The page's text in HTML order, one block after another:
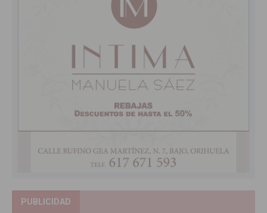
PUBLICIDAD